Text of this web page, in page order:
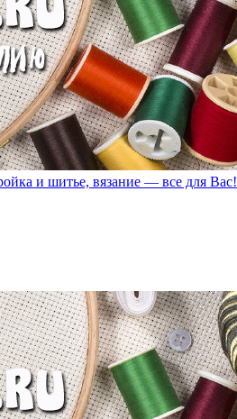
и шитье, вязание — все для Вас!